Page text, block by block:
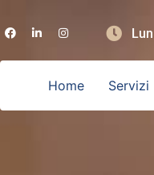
Home Servizi